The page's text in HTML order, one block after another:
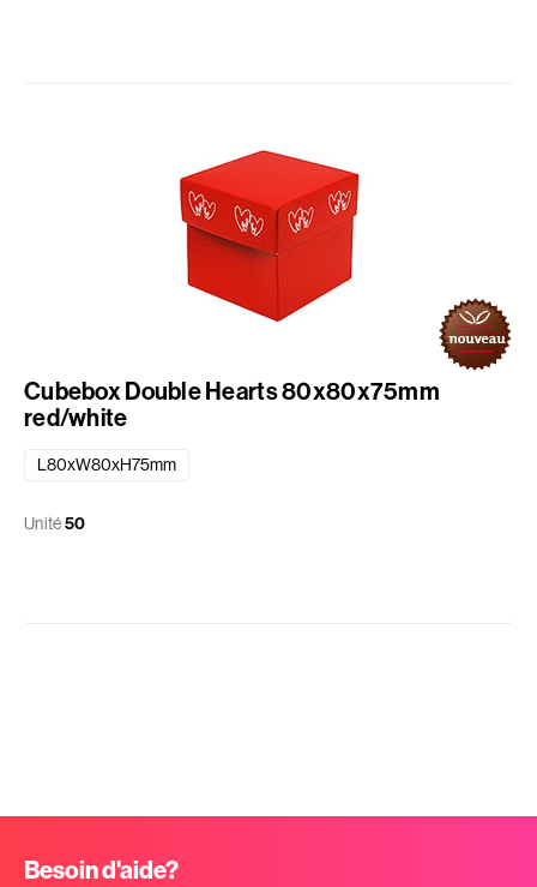
Cubebox Double Hearts 80x80x75mm
red/white
L80xW80xH75mm
Unité50
Besoin d'aide?